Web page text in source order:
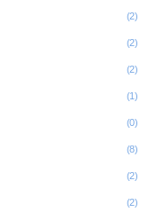
(2)
(2)
(2)
(1)
(0)
(8)
(2)
(2)